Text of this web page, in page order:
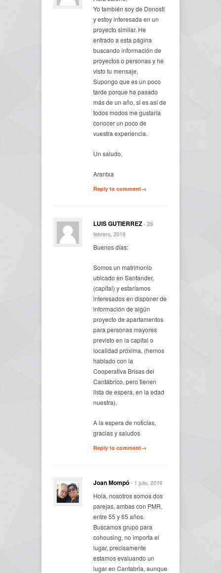
Yo también soy de Donosti
y estoy interesada en un
proyecto similar. He
entrado a esta página
buscando información de
proyectos o personas y he
visto tu mensaje.
Supongo que es un poco
tarde porque ha pasado
más de un año, si es así de
todos modos me gustaría
conocer un poco de
vuestra experiencia.
Un saludo,
Arantxa
Reply to comment→
LUIS GUTIERREZ- 26
febrero, 2019
Buenos días:
Somos un matrimonio
ubicado en Santander,
(capital) y estaríamos
interesados en disponer de
información de algún
proyecto de apartamentos
para personas mayores
previsto en la capital o
localidad próxima, (hemos
hablado con la
Cooperativa Brisas del
Cantábrico, pero tienen
lista de espera, en la edad
nuestra).
A la espera de noticias,
gracias y saludos
Reply to comment→
Joan Mompó- 1 julio, 2019
Hola, nosotros somos dos
parejas, ambas con PMR,
entre 55 y 65 años.
Buscamos grupo para
cohousing, no importa el
lugar, precisamente
estamos evaluando un
lugar en Cantabria, aunque